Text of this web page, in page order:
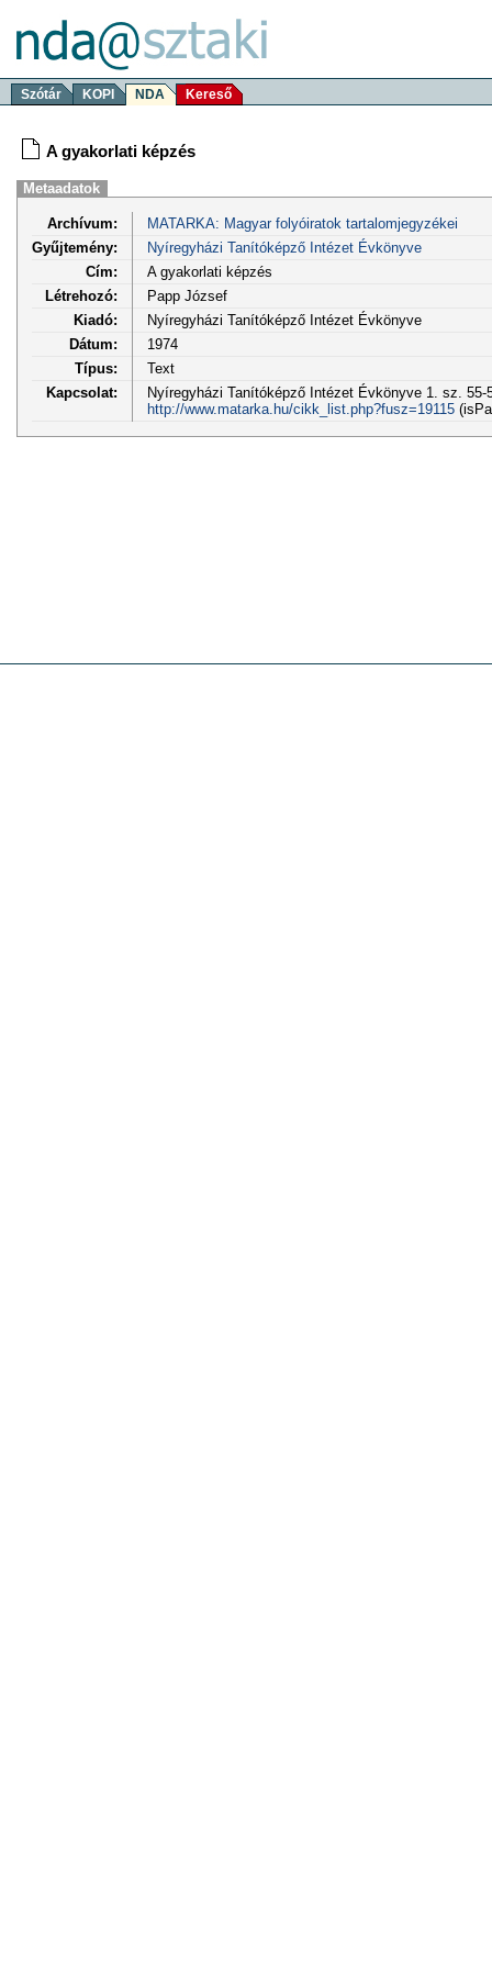
Szótár KOPI NDA Kereső
A gyakorlati képzés
Metaadatok
Archívum:
MATARKA: Magyar folyóiratok tartalomjegyzékei
Gyűjtemény:
Nyíregyházi Tanítóképző Intézet Évkönyve
Cím:
A gyakorlati képzés
Létrehozó:
Papp József
Kiadó:
Nyíregyházi Tanítóképző Intézet Évkönyve
Dátum:
1974
Típus:
Text
Kapcsolat:
Nyíregyházi Tanítóképző Intézet Évkönyve 1. sz. 55-
http://www.matarka.hu/cikk_list.php?fusz=19115